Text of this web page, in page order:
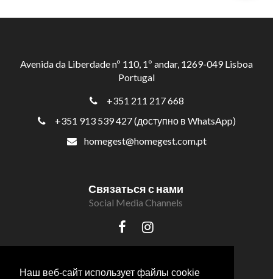
Наш веб-сайт использует файлы cookie
Avenida da Liberdade nº 110, 1º andar, 1269-049 Lisboa
Portugal
+351 211 217 668
+351 913 539 427 (доступно в WhatsApp)
homegest@homegest.com.pt
Связаться с нами
Social Media Channels